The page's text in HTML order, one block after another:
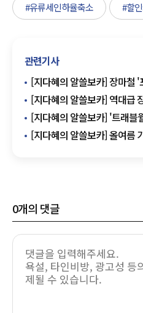
#유류세인하율축소 #할
관련기사
[지다혜의 알쓸보카] 장마철
차량 무상점검 서비스
[지다혜의 알쓸보카] 역대급
예방 어떻게?
[지다혜의 알쓸보카] '트래블
해외결제수수료 0원 만드는
[지다혜의 알쓸보카] 올여름
0개의 댓글